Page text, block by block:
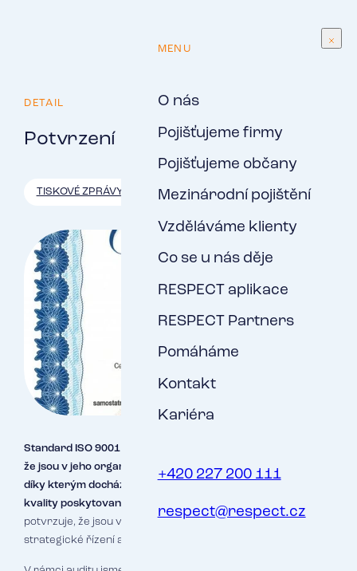
MENU
O nás
Pojišťujeme firmy
Pojišťujeme občany
Mezinárodní pojištění
Vzděláváme klienty
Co se u nás děje
RESPECT aplikace
RESPECT Partners
Pomáháme
Kontakt
Kariéra
+420 227 200 111
respect@respect.cz
DETAIL
Potvrzení kvality ISO
TISKOVÉ ZPRÁVY
Standard ISO 9001
že jsou v jeho organizaci dodržovány základní řídicí procesy,
díky kterým dochází posléze k neustálému zlepšování
kvality poskytovaných výrobků nebo služeb klientům
potvrzuje, že jsou ve ﬁrmě zavedeny procesy pro
strategické řízení a řízení práce s riziky.